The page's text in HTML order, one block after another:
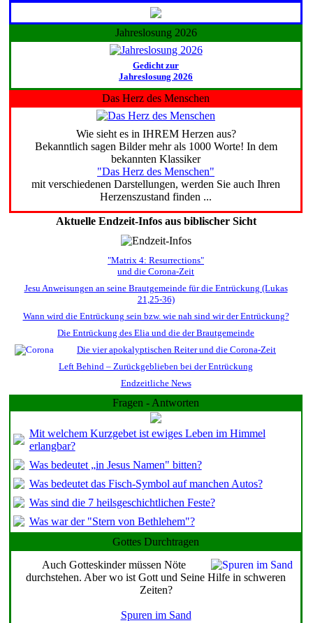
Jahreslosung 2026
Gedicht zur
Jahreslosung 2026
Das Herz des Menschen
Wie sieht es in IHREM Herzen aus?
Bekanntlich sagen Bilder mehr als 1000 Worte! In dem
bekannten Klassiker
"Das Herz des Menschen"
mit verschiedenen Darstellungen, werden Sie auch Ihren
Herzenszustand finden ...
Aktuelle Endzeit-Infos aus biblischer Sicht
"Matrix 4: Resurrections"
und die Corona-Zeit
Jesu Anweisungen an seine Brautgemeinde für die Entrückung (Lukas
21,25-36)
Wann wird die Entrückung sein bzw. wie nah sind wir der Entrückung?
Die Entrückung des Elia und die der Brautgemeinde
Die vier apokalyptischen Reiter und die Corona-Zeit
Left Behind – Zurückgeblieben bei der Entrückung
Endzeitliche News
Fragen - Antworten
Mit welchem Kurzgebet ist ewiges Leben im Himmel
erlangbar?
Was bedeutet „in Jesus Namen" bitten?
Was bedeutet das Fisch-Symbol auf manchen Autos?
Was sind die 7 heilsgeschichtlichen Feste?
Was war der "Stern von Bethlehem"?
Gottes Durchtragen
Auch Gotteskinder müssen Nöte
durchstehen. Aber wo ist Gott und Seine Hilfe in schweren
Zeiten?
Spuren im Sand